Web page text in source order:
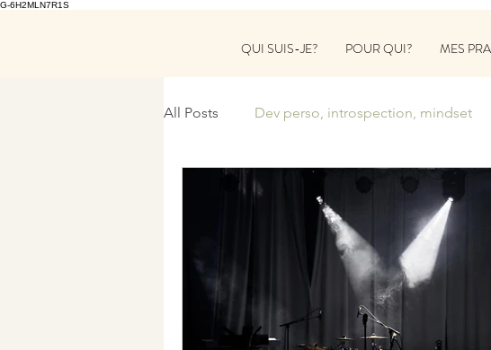
G-6H2MLN7R1S
QUI SUIS-JE? POUR QUI? MES
All Posts Dev perso, introspection, mindset